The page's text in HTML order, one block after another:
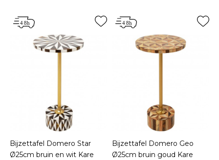
Bijzettafel Domero Star
Ø25cm bruin en wit Kare
Bijzettafel Domero Geo
Ø25cm bruin goud Kare